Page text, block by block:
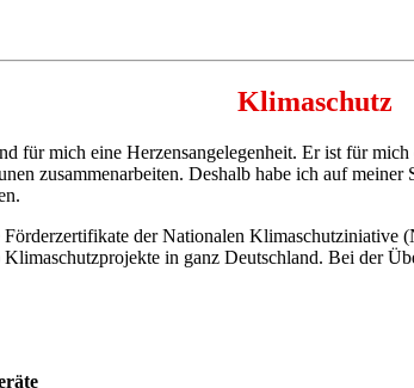
Klimaschutz
für mich eine Herzensangelegenheit. Er ist für
zusammenarbeiten. Deshalb habe ich auf
der Nationalen
in ganz Deutschland. Bei der